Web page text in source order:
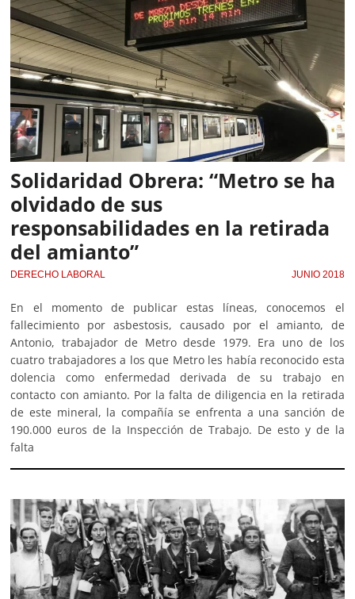
Solidaridad Obrera: “Metro se ha
olvidado de sus
responsabilidades en la retirada
del amianto”
DERECHO LABORAL JUNIO 2018
En el momento de publicar estas líneas, conocemos el
fallecimiento por asbestosis, causado por el amianto, de
Antonio, trabajador de Metro desde 1979. Era uno de los
cuatro trabajadores a los que Metro les había reconocido esta
dolencia como enfermedad derivada de su trabajo en
contacto con amianto. Por la falta de diligencia en la retirada
de este mineral, la compañía se enfrenta a una sanción de
190.000 euros de la Inspección de Trabajo. De esto y de la
falta